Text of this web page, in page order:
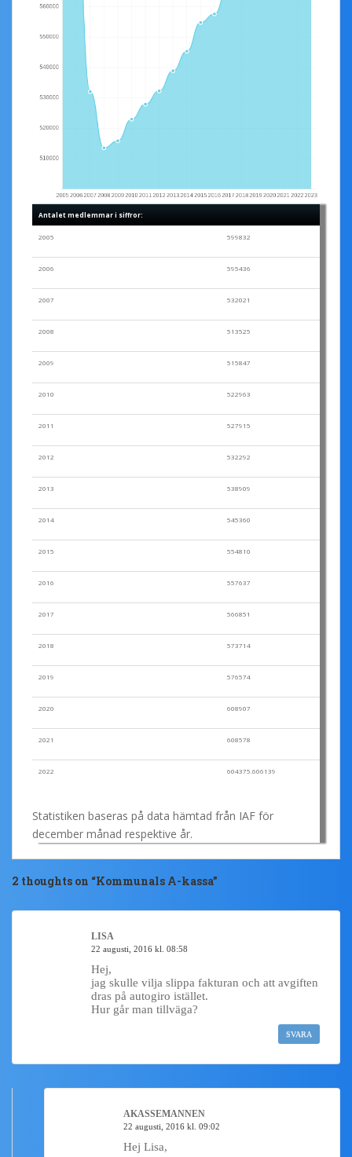
Antalet medlemmar i siffror:
2005 599832
2006 595436
2007 532021
2008 513525
2009 515847
2010 522963
2011 527915
2012 532292
2013 538909
2014 545360
2015 554810
2016 557637
2017 566851
2018 573714
2019 576574
2020 608907
2021 608578
2022 604375.606139
Statistiken baseras på data hämtad från IAF för
december månad respektive år.
2 thoughts on “Kommunals A-kassa”
LISA
22 augusti, 2016 kl. 08:58
Hej,
jag skulle vilja slippa fakturan och att avgiften
dras på autogiro istället.
Hur går man tillväga?
SVARA
AKASSEMANNEN
22 augusti, 2016 kl. 09:02
Hej Lisa,